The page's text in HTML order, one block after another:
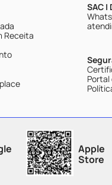
Receita
SAC |
Portal
Apple
Store